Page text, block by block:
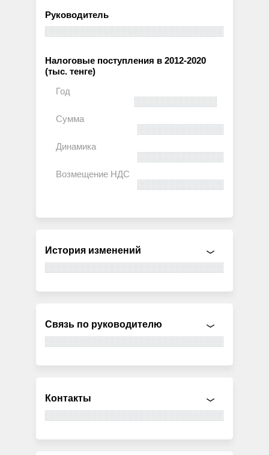
Руководитель
Налоговые поступления в 2012-2020
(тыс. тенге)
История изменений
Связь по руководителю
Контакты